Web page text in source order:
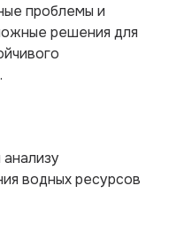
проблемы и
решения для
водных ресурсов